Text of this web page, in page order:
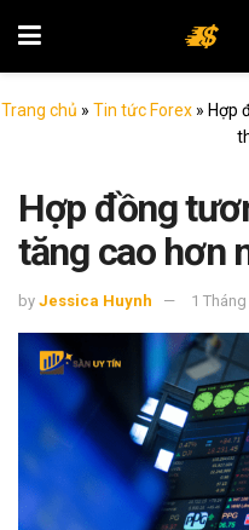
Trang chủ » Tin tức Forex» Hợp
Hợp đồng
tăng cao hơn
by Jessica Huynh 1